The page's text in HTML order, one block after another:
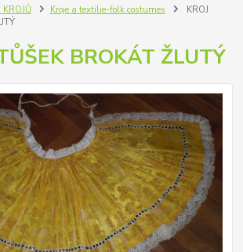
KROJŮ Kroje a textilie-folk costumes
KROJ
BROKÁT ŽLUTÝ